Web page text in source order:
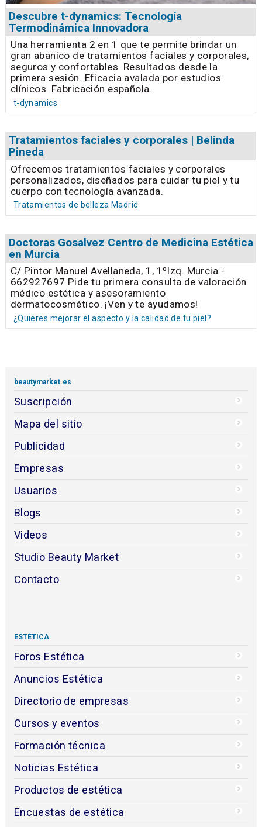
Descubre t-dynamics: Tecnología
Termodinámica Innovadora
Una herramienta 2 en 1 que te permite brindar un
gran abanico de tratamientos faciales y corporales,
seguros y confortables. Resultados desde la
primera sesión. Eficacia avalada por estudios
clínicos. Fabricación española.
t-dynamics
Tratamientos faciales y corporales | Belinda
Pineda
Ofrecemos tratamientos faciales y corporales
personalizados, diseñados para cuidar tu piel y tu
cuerpo con tecnología avanzada.
Tratamientos de belleza Madrid
Doctoras Gosalvez Centro de Medicina Estética
en Murcia
C/ Pintor Manuel Avellaneda, 1, 1ºIzq. Murcia -
662927697 Pide tu primera consulta de valoración
médico estética y asesoramiento
dermatocosmético. ¡Ven y te ayudamos!
¿Quieres mejorar el aspecto y la calidad de tu piel?
beautymarket.es
Suscripción
Mapa del sitio
Publicidad
Empresas
Usuarios
Blogs
Videos
Studio Beauty Market
Contacto
ESTÉTICA
Foros Estética
Anuncios Estética
Directorio de empresas
Cursos y eventos
Formación técnica
Noticias Estética
Productos de estética
Encuestas de estética